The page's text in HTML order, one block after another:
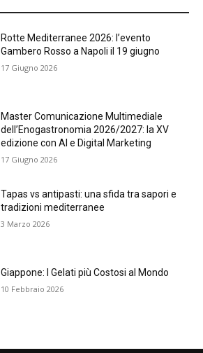
Rotte Mediterranee 2026: l’evento
Gambero Rosso a Napoli il 19 giugno
17 Giugno 2026
Master Comunicazione Multimediale
dell’Enogastronomia 2026/2027: la XV
edizione con AI e Digital Marketing
17 Giugno 2026
Tapas vs antipasti: una sfida tra sapori e
tradizioni mediterranee
3 Marzo 2026
Giappone: I Gelati più Costosi al Mondo
10 Febbraio 2026